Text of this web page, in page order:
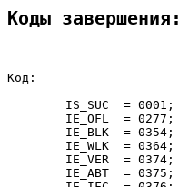
Коды завершения:
Код: